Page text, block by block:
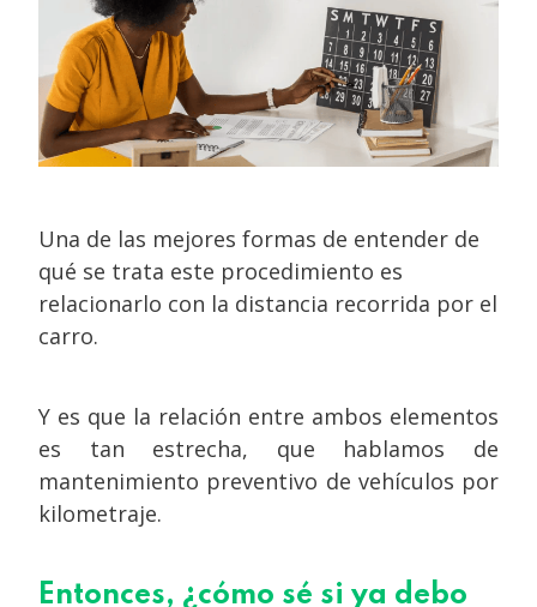
Una de las mejores formas de entender de
qué se trata este procedimiento es
relacionarlo con la distancia recorrida por el
carro.
Y es que la relación entre ambos elementos
es tan estrecha, que hablamos de
mantenimiento preventivo de vehículos por
kilometraje.
Entonces, ¿cómo sé si ya debo